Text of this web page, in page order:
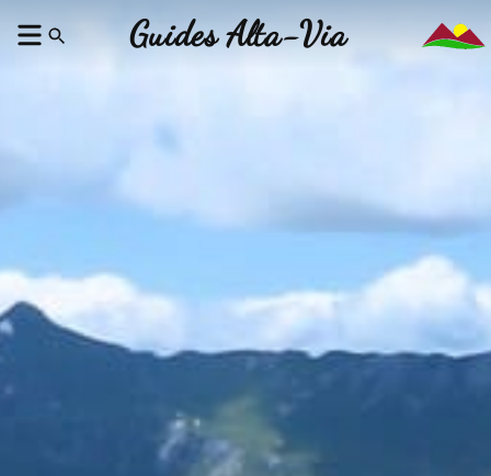
Guides Alta-Via